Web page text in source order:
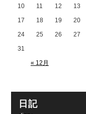
« 12月
10
11 12 13
17
18 19 20
24
25 26 27
31
日記